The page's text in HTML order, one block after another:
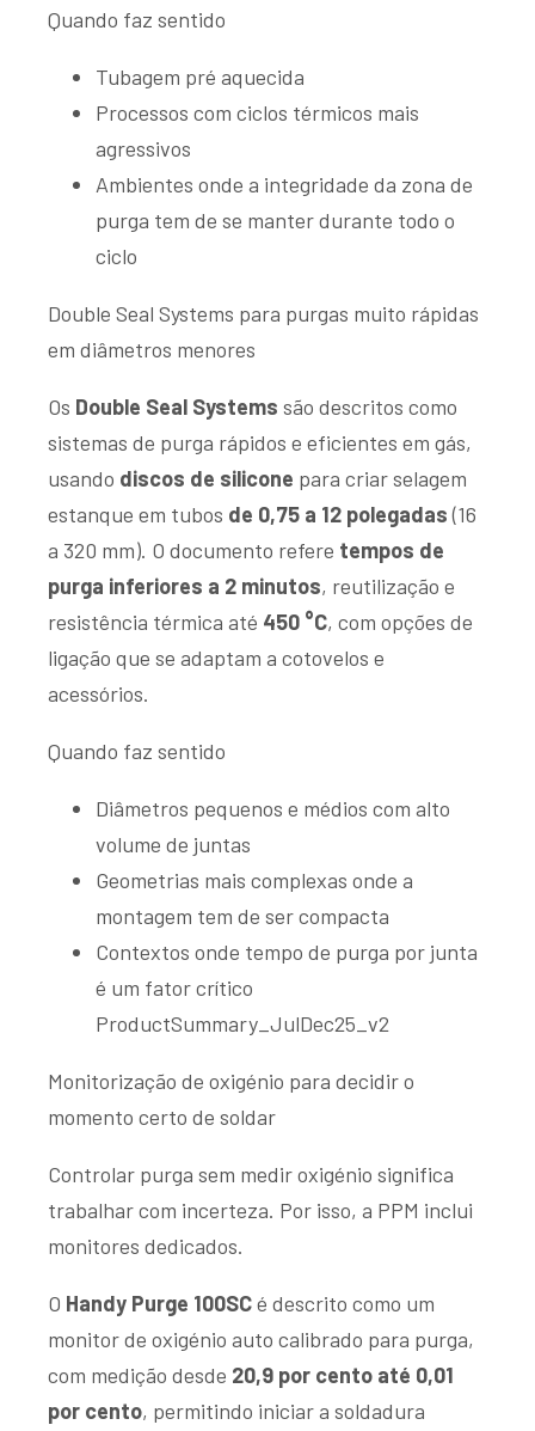
Quando faz sentido
Tubagem pré aquecida
Processos com ciclos térmicos mais
agressivos
Ambientes onde a integridade da zona de
purga tem de se manter durante todo o
ciclo
Double Seal Systems para purgas muito rápidas
em diâmetros menores
Os Double Seal Systems são descritos como
sistemas de purga rápidos e eficientes em gás,
usando discos de silicone para criar selagem
estanque em tubos de 0,75 a 12 polegadas(16
a 320 mm). O documento refere tempos de
purga inferiores a 2 minutos, reutilização e
resistência térmica até 450 °C, com opções de
ligação que se adaptam a cotovelos e
acessórios.
Quando faz sentido
Diâmetros pequenos e médios com alto
volume de juntas
Geometrias mais complexas onde a
montagem tem de ser compacta
Contextos onde tempo de purga por junta
é um fator crítico
ProductSummary_JulDec25_v2
Monitorização de oxigénio para decidir o
momento certo de soldar
Controlar purga sem medir oxigénio significa
trabalhar com incerteza. Por isso, a PPM inclui
monitores dedicados.
O Handy Purge 100SCé descrito como um
monitor de oxigénio auto calibrado para purga,
com medição desde 20,9 por cento até 0,01
por cento, permitindo iniciar a soldadura